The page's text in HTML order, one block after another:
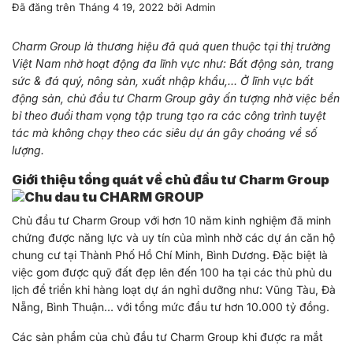
Đã đăng trên Tháng 4 19, 2022 bởi Admin
Charm Group là thương hiệu đã quá quen thuộc tại thị trường
Việt Nam nhờ hoạt động đa lĩnh vực như: Bất động sản, trang
sức & đá quý, nông sản, xuất nhập khẩu,… Ở lĩnh vực bất
động sản, chủ đầu tư Charm Group gây ấn tượng nhờ việc bền
bỉ theo đuổi tham vọng tập trung tạo ra các công trình tuyệt
tác mà không chạy theo các siêu dự án gây choáng về số
lượng.
Giới thiệu tổng quát về chủ đầu tư Charm Group
Chủ đầu tư Charm Group với hơn 10 năm kinh nghiệm đã minh
chứng được năng lực và uy tín của mình nhờ các dự án căn hộ
chung cư tại Thành Phố Hồ Chí Minh, Bình Dương. Đặc biệt là
việc gom được quỹ đất đẹp lên đến 100 ha tại các thủ phủ du
lịch để triển khi hàng loạt dự án nghỉ dưỡng như: Vũng Tàu, Đà
Nẵng, Bình Thuận… với tổng mức đầu tư hơn 10.000 tỷ đồng.
Các sản phẩm của chủ đầu tư Charm Group khi được ra mắt